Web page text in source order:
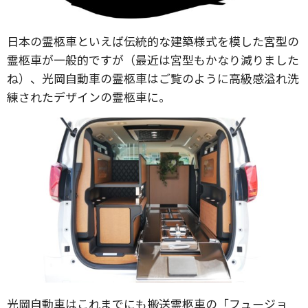
日本の霊柩車といえば伝統的な建築様式を模した宮型の
霊柩車が一般的ですが（最近は宮型もかなり減りました
ね）、光岡自動車の霊柩車はご覧のように高級感溢れ洗
練されたデザインの霊柩車に。
光岡自動車はこれまでにも搬送霊柩車の「フュージョ